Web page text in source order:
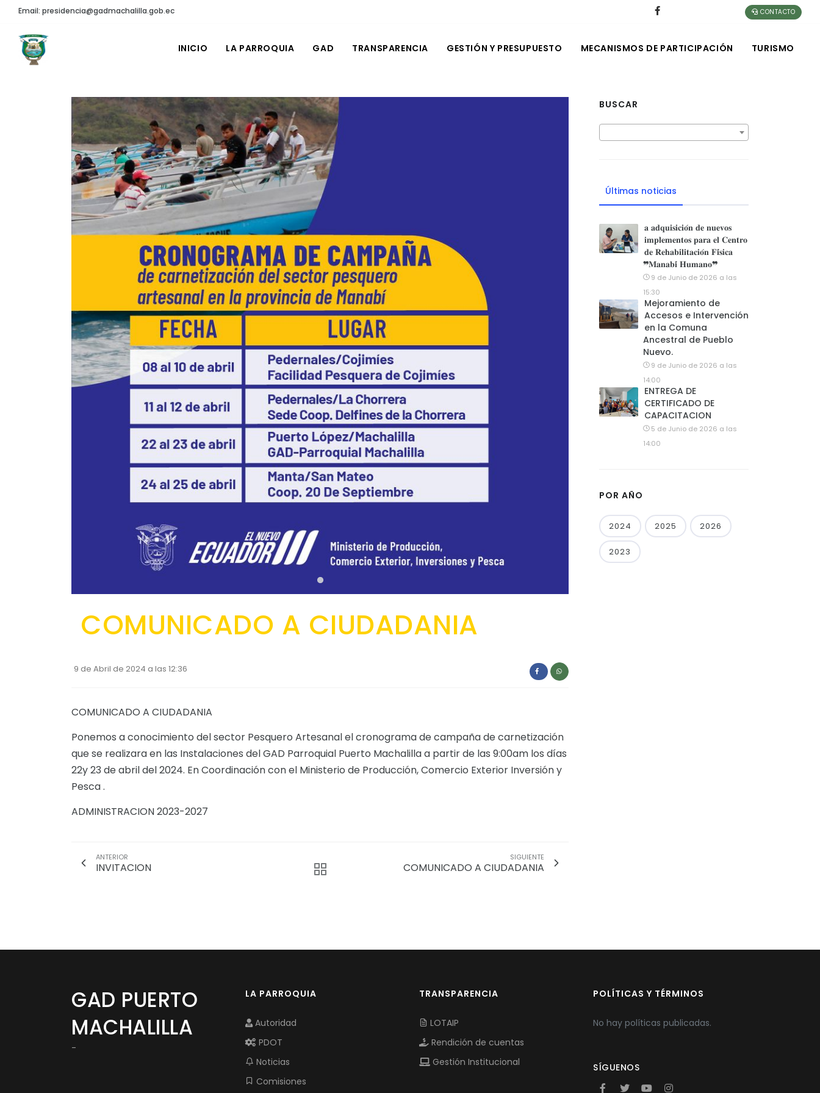
Email: presidencia@gadmachalilla.gob.ec CONTACTO
INICIO LA PARROQUIA GAD TRANSPARENCIA GESTIÓN Y PRESUPUESTO MECANISMOS DE PARTICIPACIÓN TURISMO
COMUNICADO A CIUDADANIA
9 de Abril de 2024 a las 12:36
COMUNICADO A CIUDADANIA
Ponemos a conocimiento del sector Pesquero Artesanal el cronograma de campaña de carnetización
que se realizara en las Instalaciones del GAD Parroquial Puerto Machalilla a partir de las 9:00am los días
22y 23 de abril del 2024. En Coordinación con el Ministerio de Producción, Comercio Exterior Inversión y
Pesca .
ADMINISTRACION 2023-2027
ANTERIOR
INVITACION
SIGUIENTE
COMUNICADO A CIUDADANIA
BUSCAR
Últimas noticias
𝐚 𝐚𝐝𝐪𝐮𝐢𝐬𝐢𝐜𝐢𝐨́𝐧 𝐝𝐞 𝐧𝐮𝐞𝐯𝐨𝐬
𝐢𝐦𝐩𝐥𝐞𝐦𝐞𝐧𝐭𝐨𝐬 𝐩𝐚𝐫𝐚 𝐞𝐥 𝐂𝐞𝐧𝐭𝐫𝐨
𝐝𝐞 𝐑𝐞𝐡𝐚𝐛𝐢𝐥𝐢𝐭𝐚𝐜𝐢𝐨́𝐧 𝐅𝐢́𝐬𝐢𝐜𝐚
❞𝐌𝐚𝐧𝐚𝐛𝐢́ 𝐇𝐮𝐦𝐚𝐧𝐨❞
9 de Junio de 2026 a las
15:30
Mejoramiento de
Accesos e Intervención
en la Comuna
Ancestral de Pueblo
Nuevo.
9 de Junio de 2026 a las
14:00
ENTREGA DE
CERTIFICADO DE
CAPACITACION
5 de Junio de 2026 a las
14:00
POR AÑO
2024 2025 2026
2023
GAD PUERTO
MACHALILLA
-
LA PARROQUIA
Autoridad
PDOT
Noticias
Comisiones
TRANSPARENCIA
LOTAIP
Rendición de cuentas
Gestión Institucional
POLÍTICAS Y TÉRMINOS
No hay políticas publicadas.
SÍGUENOS